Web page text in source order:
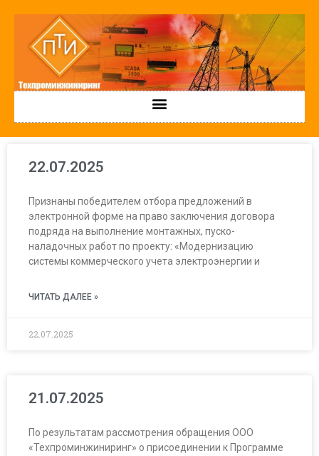
22.07.2025
Признаны победителем отбора предложений в
электронной форме на право заключения договора
подряда на выполнение монтажных, пуско-
наладочных работ по проекту: «Модернизацию
системы коммерческого учета электроэнергии и
ЧИТАТЬ ДАЛЕЕ »
22.07.2025
21.07.2025
По результатам рассмотрения обращения ООО
«Техпроминжиниринг» о присоединении к Программе